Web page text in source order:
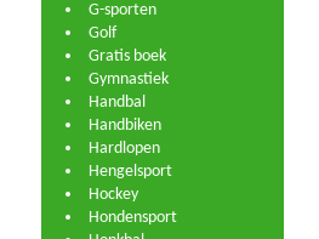
G-sporten
Golf
Gratis boek
Gymnastiek
Handbal
Handbiken
Hardlopen
Hengelsport
Hockey
Hondensport